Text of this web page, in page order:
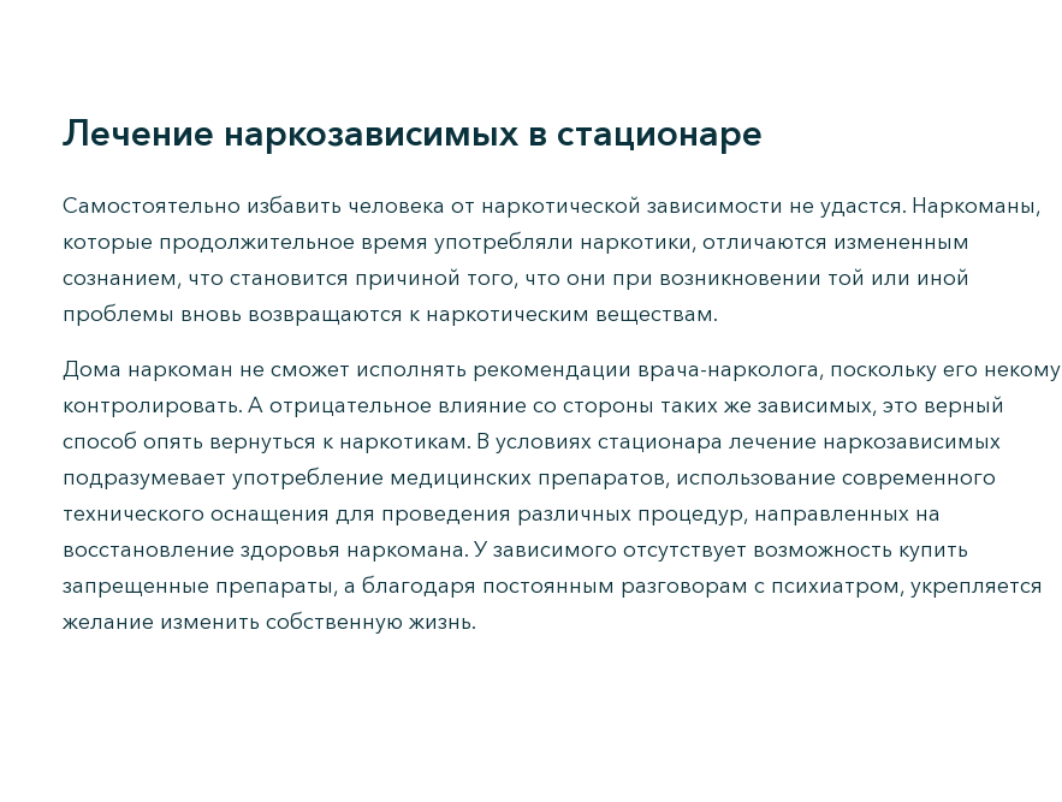
Лечение наркозависимых в стационаре
Самостоятельно избавить человека от наркотической зависимости не удастся. Наркоманы,
которые продолжительное время употребляли наркотики, отличаются измененным
сознанием, что становится причиной того, что они при возникновении той или иной
проблемы вновь возвращаются к наркотическим веществам.
Дома наркоман не сможет исполнять рекомендации врача-нарколога, поскольку его некому
контролировать. А отрицательное влияние со стороны таких же зависимых, это верный
способ опять вернуться к наркотикам. В условиях стационара лечение наркозависимых
подразумевает употребление медицинских препаратов, использование современного
технического оснащения для проведения различных процедур, направленных на
восстановление здоровья наркомана. У зависимого отсутствует возможность купить
запрещенные препараты, а благодаря постоянным разговорам с психиатром, укрепляется
желание изменить собственную жизнь.